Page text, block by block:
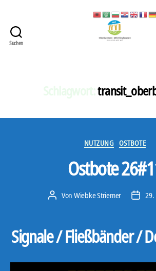
Suchen
Stadt
Kategorien
NUTZUNG OSTBOTE
Ostbote
Beitragsautor
Von Wiebke Striemer 29.
Signale / Fließbänder /